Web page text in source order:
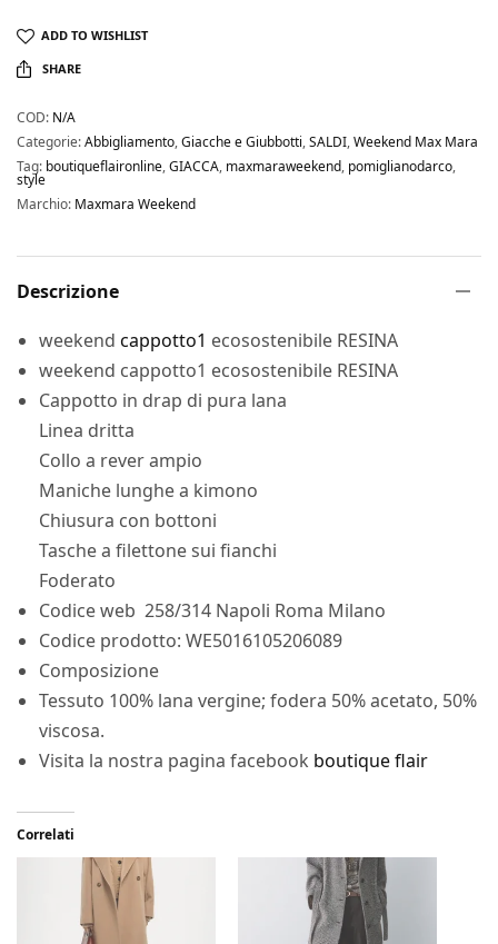
ADD TO WISHLIST
SHARE
COD: N/A
Categorie:Abbigliamento,Giacche e Giubbotti,SALDI,Weekend Max Mara
Tag: boutiqueflaironline,GIACCA, maxmaraweekend, pomiglianodarco,
style
Marchio: Maxmara Weekend
Descrizione
weekend cappotto1 ecosostenibile RESINA
weekend cappotto1 ecosostenibile RESINA
Cappotto in drap di pura lana
Linea dritta
Collo a rever ampio
Maniche lunghe a kimono
Chiusura con bottoni
Tasche a filettone sui fianchi
Foderato
Codice web 258/314 Napoli Roma Milano
Codice prodotto: WE5016105206089
Composizione
Tessuto 100% lana vergine; fodera 50% acetato, 50%
viscosa.
Visita la nostra pagina facebook boutique flair
Correlati